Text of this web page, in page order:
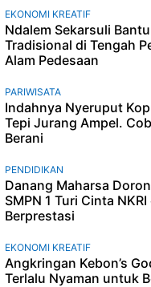
EKONOMI KREATIF
Ndalem Sekarsuli
Tradisional di Tengah
Alam Pedesaan
PARIWISATA
Indahnya Nyeruput
Tepi Jurang Ampel.
Berani
PENDIDIKAN
Danang Maharsa
SMPN 1 Turi Cinta
Berprestasi
EKONOMI KREATIF
Angkringan Kebon’s
Terlalu Nyaman untuk